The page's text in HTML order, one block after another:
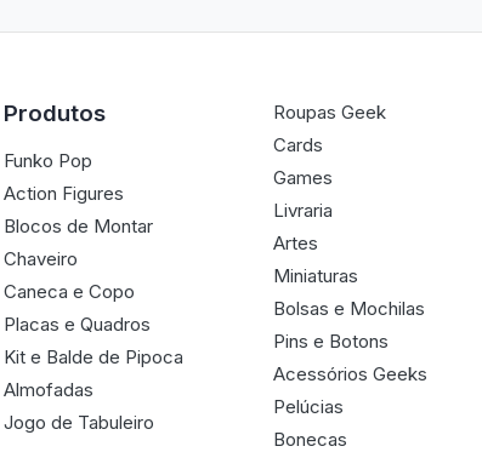
Produtos
Funko Pop
Action Figures
Blocos de Montar
Chaveiro
Caneca e Copo
Placas e Quadros
Kit e Balde de Pipoca
Almofadas
Jogo de Tabuleiro
Roupas Geek
Cards
Games
Livraria
Artes
Miniaturas
Bolsas e Mochilas
Pins e Botons
Acessórios Geeks
Pelúcias
Bonecas